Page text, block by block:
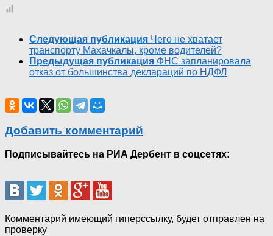
Следующая публикация Чего не хватает
транспорту Махачкалы, кроме водителей?
Предыдущая публикация ФНС запланировала
отказ от большинства деклараций по НДФЛ
Добавить комментарий
Подписывайтесь на РИА Дербент в соцсетях:
Комментарий имеющий гиперссылку, будет отправлен на
проверку